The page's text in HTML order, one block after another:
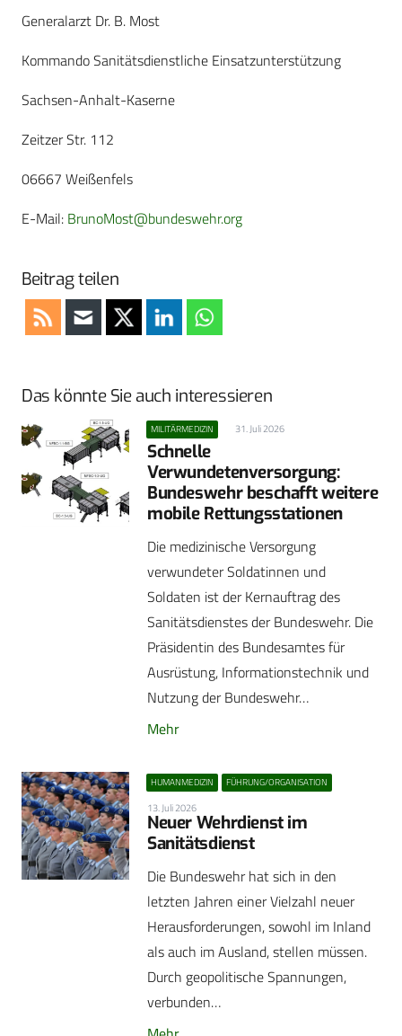
Generalarzt Dr. B. Most
Kommando Sanitätsdienstliche Einsatzunterstützung
Sachsen-Anhalt-Kaserne
Zeitzer Str. 112
06667 Weißenfels
E-Mail: BrunoMost@bundeswehr.org
Beitrag teilen
Das könnte Sie auch interessieren
MILITÄRMEDIZIN 31. Juli 2026
Schnelle
Verwundetenversorgung:
Bundeswehr beschafft weitere
mobile Rettungsstationen
Die medizinische Versorgung
verwundeter Soldatinnen und
Soldaten ist der Kernauftrag des
Sanitätsdienstes der Bundeswehr. Die
Präsidentin des Bundesamtes für
Ausrüstung, Informationstechnik und
Nutzung der Bundeswehr…
Mehr
HUMANMEDIZIN FÜHRUNG/ORGANISATION
13. Juli 2026
Neuer Wehrdienst im
Sanitätsdienst
Die Bundeswehr hat sich in den
letzten Jahren einer Vielzahl neuer
Herausforderungen, sowohl im Inland
als auch im Ausland, stellen müssen.
Durch geopolitische Spannungen,
verbunden…